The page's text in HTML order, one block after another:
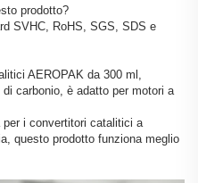
prodotto?
SVHC, RoHS, SGS, SDS e
AEROPAK da 300 ml,
carbonio, è adatto per motori a
i convertitori catalitici a
questo prodotto funziona meglio